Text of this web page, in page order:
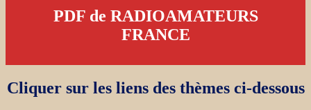
PDF de RADIOAMATEURS
FRANCE
Cliquer sur les liens des thèmes ci-dessous